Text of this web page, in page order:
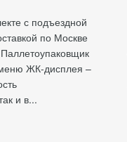
с подъездной
по Москве
ЖК-дисплея –
и в...